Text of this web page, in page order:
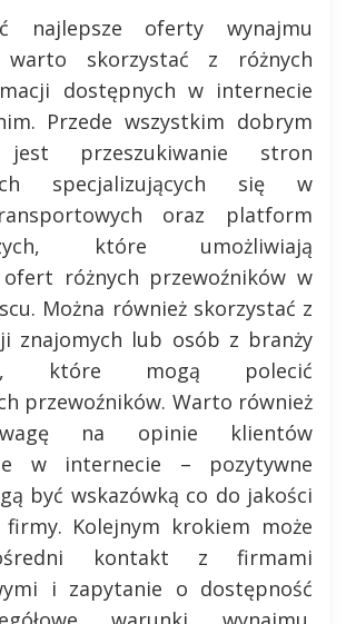
najlepsze oferty wynajmu
warto skorzystać z różnych
dostępnych w internecie
Przede wszystkim dobrym
jest przeszukiwanie stron
specjalizujących się w
oraz platform
które umożliwiają
ofert różnych przewoźników w
Można również skorzystać z
znajomych lub osób z branży
które mogą polecić
przewoźników. Warto również
na opinie klientów
w internecie – pozytywne
być wskazówką co do jakości
firmy. Kolejnym krokiem może
kontakt z firmami
i zapytanie o dostępność